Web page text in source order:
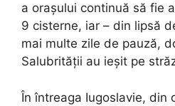
a orașului continuă să fie
9 cisterne, iar – din lipsă
mai multe zile de pauză,
Salubrității au ieșit pe
În întreaga Iugoslavie, din